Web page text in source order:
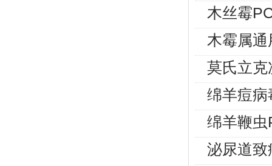
木丝霉
木霉属
莫氏立
绵羊痘
绵羊鞭
泌尿道